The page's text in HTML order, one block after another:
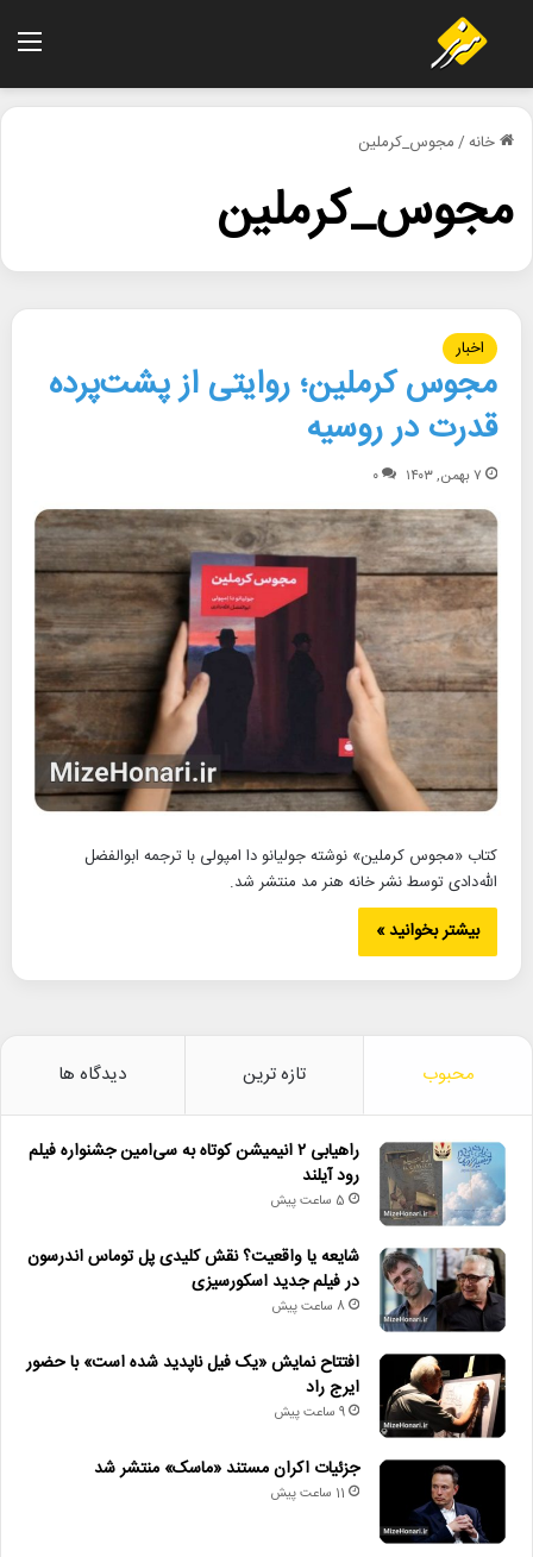
خانه/مجوس_کرملین
مجوس_کرملین
اخبار
مجوس کرملین؛ روایتی از پشت‌پرده
قدرت در روسیه
۷ بهمن, ۱۴۰۳ ۰
کتاب «مجوس کرملین» نوشته جولیانو دا امپولی با ترجمه ابوالفضل
الله‌دادی توسط نشر خانه هنر مد منتشر شد.
بیشتر بخوانید »
محبوب تازه ترین دیدگاه ها
راهیابی ۲ انیمیشن کوتاه به سی‌امین جشنواره فیلم
رود آیلند
5 ساعت پیش
شایعه یا واقعیت؟ نقش کلیدی پل توماس اندرسون
در فیلم جدید اسکورسیزی
8 ساعت پیش
افتتاح نمایش «یک فیل ناپدید شده است» با حضور
ایرج راد
9 ساعت پیش
جزئیات اکران مستند «ماسک» منتشر شد
11 ساعت پیش